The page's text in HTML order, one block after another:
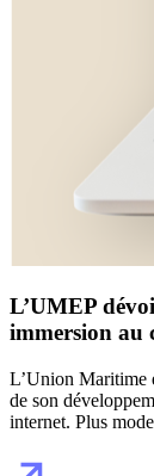
L’UMEP
immersion au
L’Union Maritime
de son
internet. Plus